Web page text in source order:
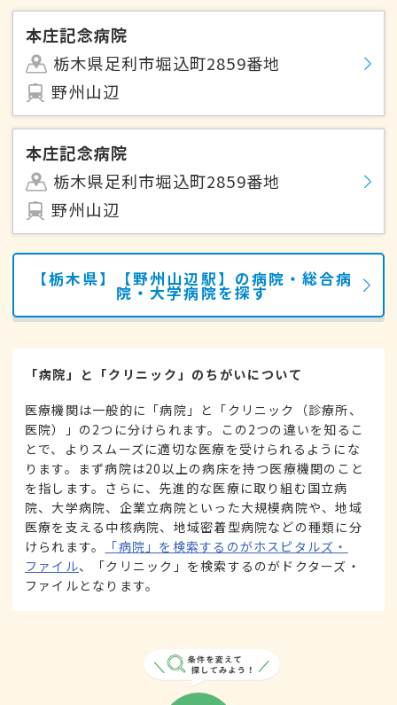
本庄記念病院
栃木県足利市堀込町2859番地
野州山辺
本庄記念病院
栃木県足利市堀込町2859番地
野州山辺
【栃木県】【野州山辺駅】の病院・総合病
院・大学病院を探す
「病院」と「クリニック」のちがいについて
医療機関は一般的に「病院」と「クリニック（診療所、
医院）」の2つに分けられます。この2つの違いを知るこ
とで、よりスムーズに適切な医療を受けられるようにな
ります。まず病院は20以上の病床を持つ医療機関のこと
を指します。さらに、先進的な医療に取り組む国立病
院、大学病院、企業立病院といった大規模病院や、地域
医療を支える中核病院、地域密着型病院などの種類に分
けられます。
「病院」を検索するのがホスピタルズ・
ファイル、「クリニック」を検索するのがドクターズ・
ファイルとなります。